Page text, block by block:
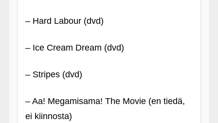
– Hard Labour (dvd)
– Ice Cream Dream (dvd)
– Stripes (dvd)
– Aa! Megamisama! The Movie (en tiedä,
ei kiinnosta)